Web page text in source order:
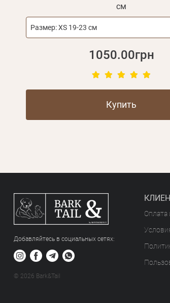
см
Размер:XS 19-23 см
1050.00грн
Купить
Добавляйтесь в социальных сетяx:
© 2026 Bark&Tail
Оплата